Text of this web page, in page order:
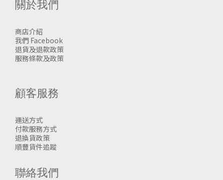
關於我們
商店介紹
我們 Facebook
退貨及退款政策
服務條款及政策
顧客服務
運送方式
付款服務方式
退換貨政策
順豐貨件追蹤
聯絡我們